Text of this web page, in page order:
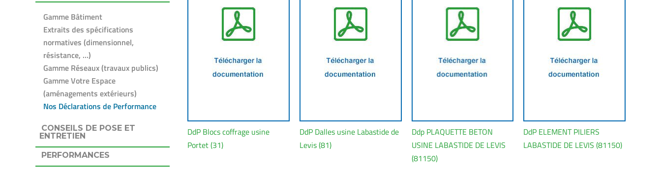
Gamme Bâtiment
Extraits des spécifications
normatives (dimensionnel,
résistance, …)
Gamme Réseaux (travaux publics)
Gamme Votre Espace
(aménagements extérieurs)
Nos Déclarations de Performance
CONSEILS DE POSE ET
ENTRETIEN
PERFORMANCES
DdP Blocs coffrage usine
Portet (31)
DdP Dalles usine Labastide de
Levis (81)
Ddp PLAQUETTE BETON
USINE LABASTIDE DE LEVIS
(81150)
DdP ELEMENT PILIERS
LABASTIDE DE LEVIS (81150)